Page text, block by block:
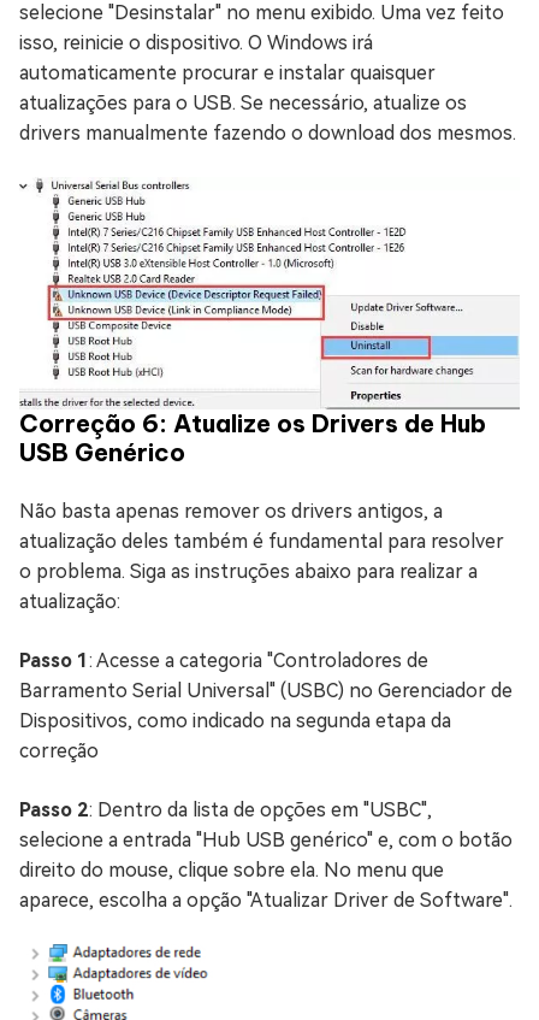
selecione "Desinstalar" no menu exibido. Uma vez feito
isso, reinicie o dispositivo. O Windows irá
automaticamente procurar e instalar quaisquer
atualizações para o USB. Se necessário, atualize os
drivers manualmente fazendo o download dos mesmos.
Correção 6: Atualize os Drivers de Hub
USB Genérico
Não basta apenas remover os drivers antigos, a
atualização deles também é fundamental para resolver
o problema. Siga as instruções abaixo para realizar a
atualização:
Passo 1: Acesse a categoria "Controladores de
Barramento Serial Universal" (USBC) no Gerenciador de
Dispositivos, como indicado na segunda etapa da
correção
Passo 2: Dentro da lista de opções em "USBC",
selecione a entrada "Hub USB genérico" e, com o botão
direito do mouse, clique sobre ela. No menu que
aparece, escolha a opção "Atualizar Driver de Software".